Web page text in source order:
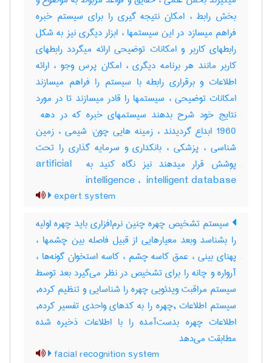
بخش رابط ، امکان نتیجه گیری را برای سیستم خبره
فراهم میسازد در این سیستمها ، ابزار دیگری نیز به شکل
رابطهای کاربر و امکانات توضیحی ارائه میگردد رابطهای
کاربر مانند هر برنامه دیگری ، امکان پرس وجو ، ارائه
اطلاعات و برقراری رابطه با سیستم را فراهم میسازند
امکانات توضیحی ، سیستمها را قادر میسازند تا در مورد
1960 ابداع گردیدند ، زمینه هایی چون: شیمی ، زمین
شناسی ، پزشکی ، بانکداری و سرمایه گذاری را تحت
پوشش قرار میدهند نیز نگاه کنید به ‎artificial ‎
intelligence ، ‎ intelligent database
expert system
سیستم تشخیص چهره چنین نرم‌افزاری باید چهره اولیه
را بشناسد وبعد معیارهایی از قبیل فاصله بین چشمها ،
پهنای بینی ، عمق کاسه چشم ، کاسه استخوان گونه‌ها ،
آرواره و چانه را برای تشخیص در نظر می‌گیرد بعد توسط
سیستم مراقبت ویدئویی چهره را شناسایی و تنظیم کرده,
سیستم اطلاعات ,چهره را به کدهای واحدی تفسیر کرده,
اطلاعات چهره بدست‌آمده را با اطلاعات ذخیره شده
مطابقت می‌دهد
facial recognition system